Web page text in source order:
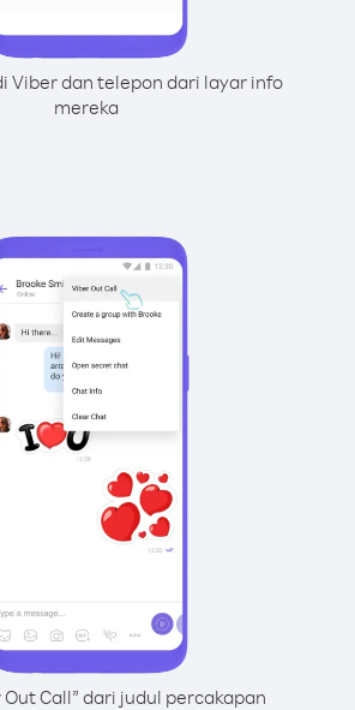
Viber dan telepon dari layar info
mereka
Out Call” dari judul percakapan